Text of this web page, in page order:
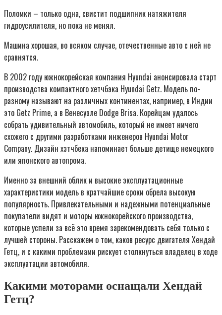
Поломки – только одна, свистит подшипник натяжителя
гидроусилителя, но пока не менял.
Машина хорошая, во всяком случае, отечественные авто с ней не
сравнятся.
В 2002 году южнокорейская компания Hyundai анонсировала старт
производства компактного хетчбэка Hyundai Getz. Модель по-
разному называют на различных континентах, например, в Индии
это Getz Prime, а в Венесуэле Dodge Brisa. Корейцам удалось
собрать удивительный автомобиль, который не имеет ничего
схожего с другими разработками инженеров Hyundai Motor
Company. Дизайн хэтчбека напоминает больше детище немецкого
или японского автопрома.
Именно за внешний облик и высокие эксплуатационные
характеристики модель в кратчайшие сроки обрела высокую
популярность. Привлекательными и надежными потенциальные
покупатели видят и моторы южнокорейского производства,
которые успели за всё это время зарекомендовать себя только с
лучшей стороны. Расскажем о том, каков ресурс двигателя Хендай
Гетц, и с какими проблемами рискует столкнуться владелец в ходе
эксплуатации автомобиля.
Какими моторами оснащали Хендай
Гетц?